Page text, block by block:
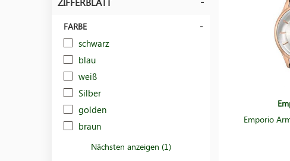
FARBE
schwarz
blau
weiß
Silber
golden
braun
Nächsten anzeigen (1)
Emporio